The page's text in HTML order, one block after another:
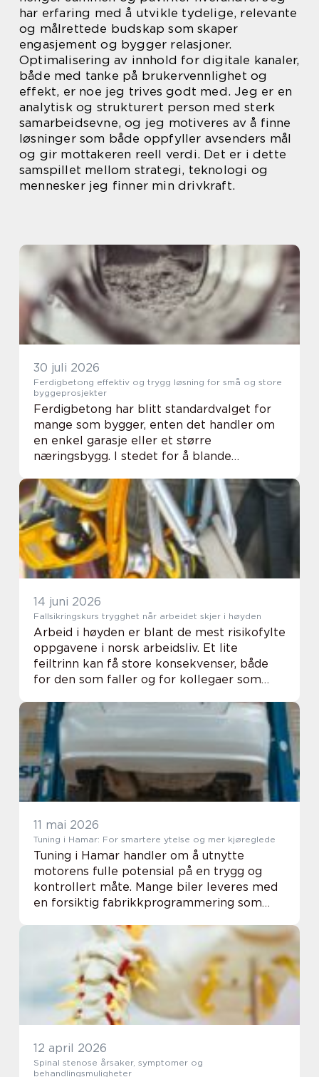
har erfaring med å utvikle tydelige, relevante
og målrettede budskap som skaper
engasjement og bygger relasjoner.
Optimalisering av innhold for digitale kanaler,
både med tanke på brukervennlighet og
effekt, er noe jeg trives godt med. Jeg er en
analytisk og strukturert person med sterk
samarbeidsevne, og jeg motiveres av å finne
løsninger som både oppfyller avsenders mål
og gir mottakeren reell verdi. Det er i dette
samspillet mellom strategi, teknologi og
mennesker jeg finner min drivkraft.
30 juli 2026
Ferdigbetong effektiv og trygg løsning for små og store
byggeprosjekter
Ferdigbetong har blitt standardvalget for
mange som bygger, enten det handler om
en enkel garasje eller et større
næringsbygg. I stedet for å blande
ferdig blandet masse levert direkte dit den
skal brukes. De...
14 juni 2026
Fallsikringskurs trygghet når arbeidet skjer i høyden
Arbeid i høyden er blant de mest risikofylte
oppgavene i norsk arbeidsliv. Et lite
feiltrinn kan få store konsekvenser, både
for den som faller og for kollegaer som
handler derfor ikke bare om å krysse av et
kra...
11 mai 2026
Tuning i Hamar: For smartere ytelse og mer kjøreglede
Tuning i Hamar handler om å utnytte
motorens fulle potensial på en trygg og
kontrollert måte. Mange biler leveres med
en forsiktig fabrikkprogrammering som
motorstyringen kan man få mer kra...
12 april 2026
Spinal stenose årsaker, symptomer og
behandlingsmuligheter